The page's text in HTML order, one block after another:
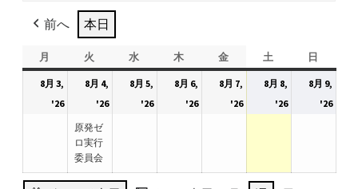
2026.5.3 原発を止めた町
2026.5.6 テレビと原発報道の60年
前へ 本日
月
曜
日
火
曜
日
水
曜
日
木
曜
日
金
曜
日
土
曜
日
日
曜
日
8月 3,
'262026
年
月
3
8月 4,
'262026
4
(1
ベ
原発ゼ
ロ実行
委員会
8月 5,
'262026
8月 6,
'262026
8月 7,
'262026
7
8月 8,
'262026
8月 9,
'262026